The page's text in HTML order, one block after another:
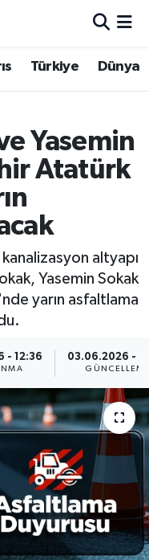
Türkiye Dünya
Yasemin
Atatürk
altyapı
Yasemin Sokak
yarın asfaltlama
- 12:36 03.06.2026 -
Fikstür